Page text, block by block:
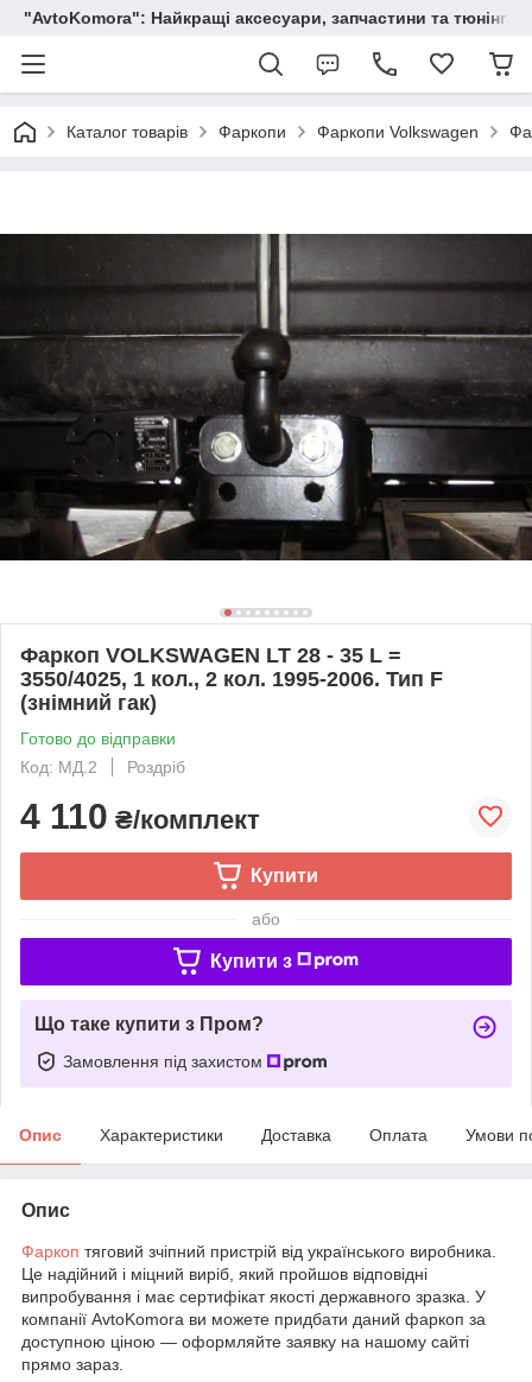
"AvtoKomora": Найкращі аксесуари, запчастини та тюнінг
Каталог товарів Фаркопи Фаркопи Volkswagen
Фаркоп VOLKSWAGEN LT 28 - 35 L =
3550/4025, 1 кол., 2 кол. 1995-2006. Тип F
(знімний гак)
Готово до відправки
Код: МД.2
Роздріб
4 110 ₴/комплект
Купити
або
Купити з
Що таке купити з Пром?
Замовлення під захистом
Опис Характеристики Доставка Оплата Умови
Опис
Фаркоп тяговий зчіпний пристрій від українського виробника.
Це надійний і міцний виріб, який пройшов відповідні
випробування і має сертифікат якості державного зразка. У
компанії AvtoKomora ви можете придбати даний фаркоп за
доступною ціною — оформляйте заявку на нашому сайті
прямо зараз.